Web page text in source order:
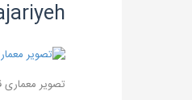
تصویر معماری